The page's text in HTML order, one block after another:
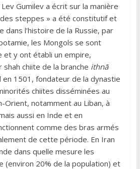
Gumilev a écrit sur la manière
steppes » a été constitutif et
l’histoire de la Russie, par
les Mongols se sont
et y ont établi un empire,
shah chiite de la branche ithnā
en 1501, fondateur de la dynastie
chiites disséminées au
Orient, notamment au Liban, à
aussi en Inde et en
comme des bras armés
de cette période. En Iran
dans quelle mesure les
(environ 20% de la population) et